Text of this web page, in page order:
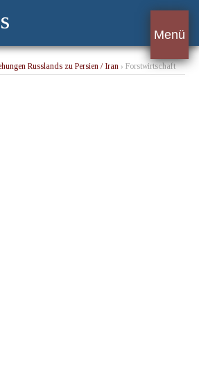
Menü
Russlands zu Persien / Iran › Forstwirtschaft